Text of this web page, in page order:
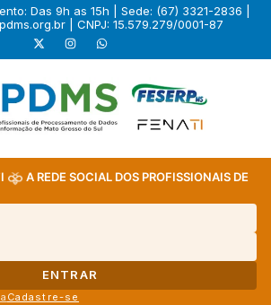
Das 9h as 15h | Sede: (67) 3321-2836 |
| CNPJ: 15.579.279/0001-87
A REDE SOCIAL DOS PROFISSIONAIS DE
ENTRAR
Cadastre-se